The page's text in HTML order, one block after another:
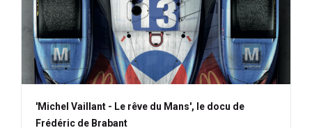
'Michel Vaillant - Le rêve du Mans', le docu de
Frédéric de Brabant